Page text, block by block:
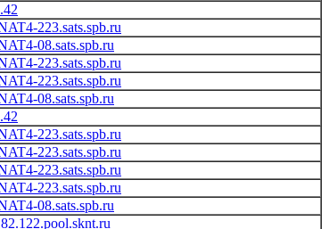
223.sats.spb.ru
08.sats.spb.ru
223.sats.spb.ru
223.sats.spb.ru
08.sats.spb.ru
223.sats.spb.ru
223.sats.spb.ru
223.sats.spb.ru
223.sats.spb.ru
08.sats.spb.ru